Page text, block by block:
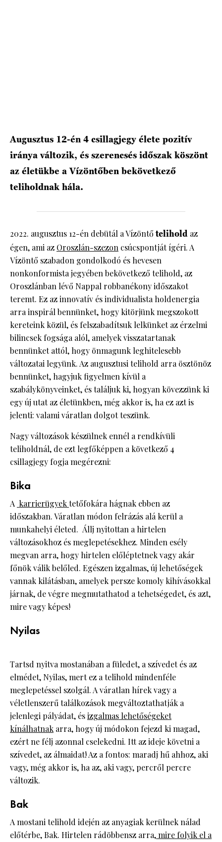
Augusztus 12-én 4 csillagjegy élete pozitív
iránya változik, és szerencsés időszak köszönt
az életükbe a Vízöntőben bekövetkező
teliholdnak hála.
2022. augusztus 12-én debütál a Vízöntő telihold az
égen, ami az Oroszlán-szezon csúcspontját ígéri. A
Vízöntő szabadon gondolkodó és hevesen
nonkonformista jegyében bekövetkező telihold, az
Oroszlánban lévő Nappal robbanékony időszakot
teremt. Ez az innovatív és individualista holdenergia
arra inspirál bennünket, hogy kitörjünk megszokott
kereteink közül, és felszabadítsuk lelkünket az érzelmi
bilincsek fogsága alól, amelyek visszatartanak
bennünket attól, hogy önmagunk leghitelesebb
változatai legyünk. Az augusztusi telihold arra ösztönöz
bennünket, hagyjuk figyelmen kívül a
szabálykönyveinket, és találjuk ki, hogyan kövezzünk ki
egy új utat az életünkben, még akkor is, ha ez azt is
jelenti: valami váratlan dolgot teszünk.
Nagy változások készülnek ennél a rendkívüli
teliholdnál, de ezt legfőképpen a következő 4
csillagjegy fogja megérezni:
Bika
A karrierügyektetőfokára hágnak ebben az
időszakban. Váratlan módon felrázás alá kerül a
munkahelyi életed. Állj nyitottan a hirtelen
változásokhoz és meglepetésekhez. Minden esély
megvan arra, hogy hirtelen előléptetnek vagy akár
főnök válik belőled. Egészen izgalmas, új lehetőségek
vannak kilátásban, amelyek persze komoly kihívásokkal
járnak, de végre megmutathatod a tehetségedet, és azt,
mire vagy képes!
Nyilas
Tartsd nyitva mostanában a füledet, a szívedet és az
elmédet, Nyilas, mert ez a telihold mindenféle
meglepetéssel szolgál. A váratlan hírek vagy a
véletlenszerű találkozások megváltoztathatják a
jelenlegi pályádat, ésizgalmas lehetőségeket
kínálhatnak arra, hogy új módokon fejezd ki magad,
ezért ne félj azonnal cselekedni. Itt az ideje követni a
szívedet, az álmaidat! Az a fontos: maradj hű ahhoz, aki
vagy, még akkor is, ha az, aki vagy, percről percre
változik.
Bak
A mostani telihold idején az anyagiak kerülnek nálad
előtérbe, Bak. Hirtelen rádöbbensz arra,mire folyik el a